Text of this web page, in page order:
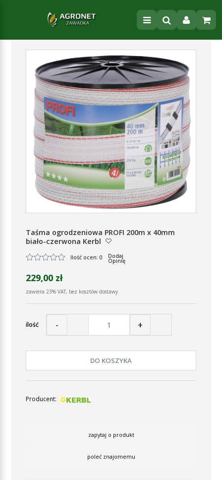
Taśma ogrodzeniowa PROFI 200m x 40mm
biało-czerwona Kerbl
Ilość ocen: 0 Dodaj
Opinię
229,00 zł
zawiera 23% VAT, bez kosztów dostawy
ilość - +
DO KOSZYKA
Producent:
zapytaj o produkt
poleć znajomemu